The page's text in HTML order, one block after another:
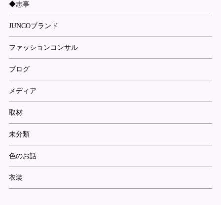
◆志事
JUNCOブランド
ファッションコンサル
ブログ
メディア
取材
未分類
色のお話
衣装